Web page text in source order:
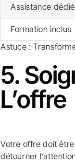
Assistance
Formation inclus
Astuce :
5.
L’offre
Votre offre doit
détourner